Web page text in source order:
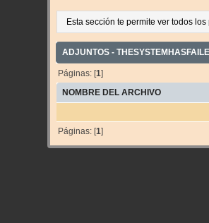
Esta sección te permite ver todos
ADJUNTOS -
Páginas: [1]
NOMBRE DEL ARCHIVO
Páginas: [1]